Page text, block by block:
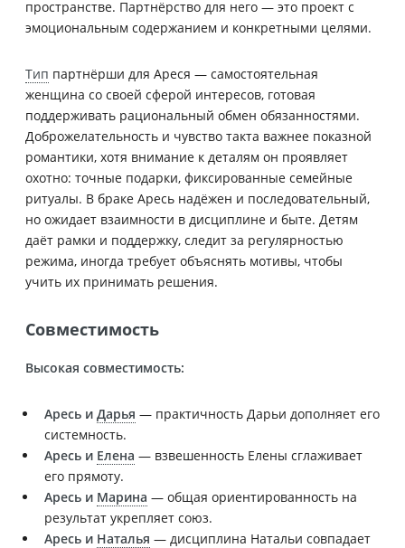
пространстве. Партнёрство для него — это проект с
эмоциональным содержанием и конкретными целями.
Тип партнёрши для Ареся — самостоятельная
женщина со своей сферой интересов, готовая
поддерживать рациональный обмен обязанностями.
Доброжелательность и чувство такта важнее показной
романтики, хотя внимание к деталям он проявляет
охотно: точные подарки, фиксированные семейные
ритуалы. В браке Аресь надёжен и последовательный,
но ожидает взаимности в дисциплине и быте. Детям
даёт рамки и поддержку, следит за регулярностью
режима, иногда требует объяснять мотивы, чтобы
учить их принимать решения.
Совместимость
Высокая совместимость:
Аресь и Дарья — практичность Дарьи дополняет его
системность.
Аресь и Елена — взвешенность Елены сглаживает
его прямоту.
Аресь и Марина — общая ориентированность на
результат укрепляет союз.
Аресь и Наталья — дисциплина Натальи совпадает